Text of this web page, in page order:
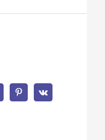
Tumblr PinterestVk